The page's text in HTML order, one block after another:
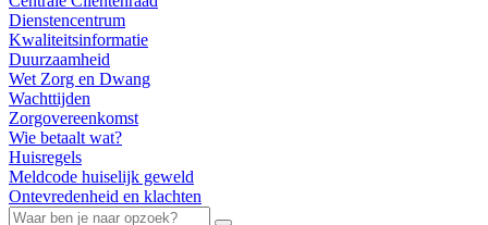
Dienstencentrum
Kwaliteitsinformatie
Duurzaamheid
Wet Zorg en Dwang
Wachttijden
Zorgovereenkomst
Wie betaalt wat?
Huisregels
Meldcode huiselijk geweld
Ontevredenheid en klachten